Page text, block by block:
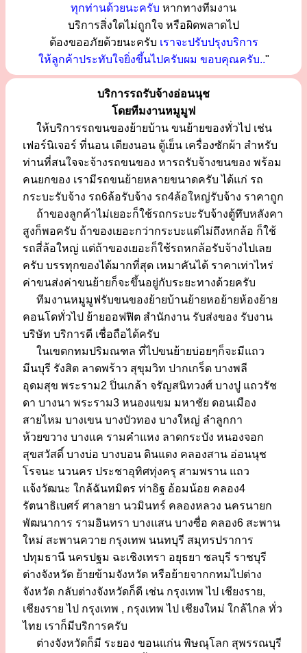
ทุกท่านด้วยนะครับ หากทางทีมงาน
บริการสิ่งใดไม่ถูกใจ หรือผิดพลาดไป
ต้องขออภัยด้วยนะครับ เราจะปรับปรุงบริการ
ให้ลูกค้าประทับใจยิ่งขึ้นไปครับผม ขอบคุณครับ.."
บริการรถรับจ้างอ่อนนุช
โดยทีมงานหมูมูฟ
ให้บริการรถขนของย้ายบ้าน ขนย้ายของทั่วไป เช่น
เฟอร์นิเจอร์ ที่นอน เตียงนอน ตู้เย็น เครื่องซักผ้า สำหรับ
ท่านที่สนใจจะจ้างรถขนของ หารถรับจ้างขนของ พร้อม
คนยกของ เรามีรถขนย้ายหลายขนาดครับ ได้แก่ รถ
กระบะรับจ้าง รถ6ล้อรับจ้าง รถ4ล้อใหญ่รับจ้าง ราคาถูก
ถ้าของลูกค้าไม่เยอะก็ใช้รถกระบะรับจ้างตู้ทึบหลังคา
สูงก็พอครับ ถ้าของเยอะกว่ากระบะแต่ไม่ถึงหกล้อ ก็ใช้
รถสี่ล้อใหญ่ แต่ถ้าของเยอะก็ใช้รถหกล้อรับจ้างไปเลย
ครับ บรรทุกของได้มากที่สุด เหมาคันได้ ราคาเท่าไหร่
ค่าขนส่งค่าขนย้ายก็จะขึ้นอยู่กับระยะทางด้วยครับ
ทีมงานหมูมูฟรับขนของย้ายบ้านย้ายหอย้ายห้องย้าย
คอนโดทั่วไป ย้ายออฟฟิต สำนักงาน รับส่งของ รับงาน
บริษัท บริการดี เชื่อถือได้ครับ
ในเขตกทมปริมณฑล ที่ไปขนย้ายบ่อยๆก็จะมีแถว
มีนบุรี รังสิต ลาดพร้าว สุขุมวิท ปากเกร็ด บางพลี
อุดมสุข พระราม2 ปิ่นเกล้า จรัญสนิทวงศ์ บางปู แถวรัช
ดา บางนา พระราม3 หนองแขม มหาชัย ดอนเมือง
สายไหม บางเขน บางบัวทอง บางใหญ่ ลำลูกกา
ห้วยขวาง บางแค รามคำแหง ลาดกระบัง หนองจอก
สุขสวัสดิ์ บางบ่อ บางบอน ดินแดง คลองสาน อ่อนนุช
โรจนะ นวนคร ประชาอุทิศทุ่งครุ สามพราน แถว
แจ้งวัฒนะ ใกล้ฉันทมิตร ท่าอิฐ อ้อมน้อย คลอง4
รัตนาธิเบศร์ ศาลายา นวมินทร์ คลองหลวง นครนายก
พัฒนาการ รามอินทรา บางแสน บางซื่อ คลอง6 สะพาน
ใหม่ สะพานควาย กรุงเทพ นนทบุรี สมุทรปราการ
ปทุมธานี นครปฐม ฉะเชิงเทรา อยุธยา ชลบุรี ราชบุรี
ต่างจังหวัด ย้ายข้ามจังหวัด หรือย้ายจากกทมไปต่าง
จังหวัด กลับต่างจังหวัดก็ดี เช่น กรุงเทพ ไป เชียงราย,
เชียงราย ไป กรุงเทพ , กรุงเทพ ไป เชียงใหม่ ใกล้ไกล ทั่ว
ไทย เราก็มีบริการครับ
ต่างจังหวัดก็มี ระยอง ขอนแก่น พิษณุโลก สุพรรณบุรี